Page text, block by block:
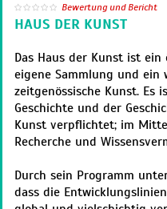
Bewertung und Bericht
HAUS DER KUNST
Das Haus der Kunst ist
eigene Sammlung und
zeitgenössische Kunst. Es
Geschichte und der
Kunst verpflichtet; im
Recherche und
Durch sein Programm
dass die